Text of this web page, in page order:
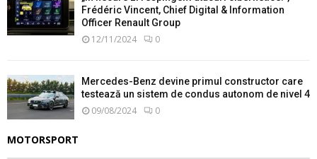
Frédéric Vincent, Chief Digital & Information
Officer Renault Group
12/11/2024 0
Mercedes-Benz devine primul constructor care
testează un sistem de condus autonom de nivel 4
09/08/2024 0
MOTORSPORT